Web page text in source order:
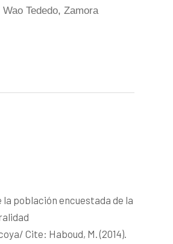
Wao Tededo, Zamora
la población encuestada de la
Cite: Haboud, M. (2014).